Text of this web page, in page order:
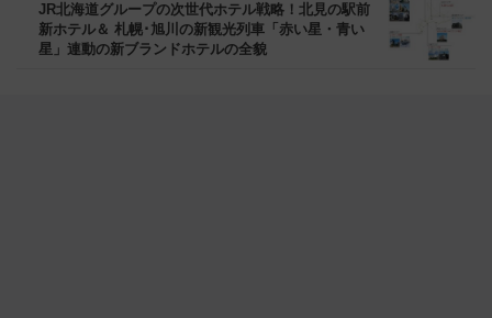
JR北海道グループの次世代ホテル戦略！北見の駅前
新ホテル＆ 札幌･旭川の新観光列車「赤い星・青い
星」連動の新ブランドホテルの全貌